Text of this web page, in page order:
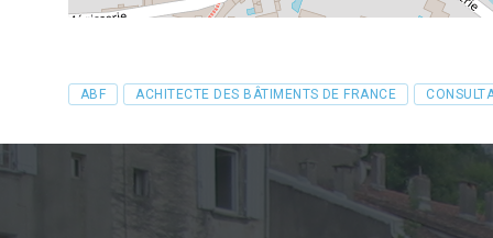
Tags
ABF ACHITECTE DES BÂTIMENTS DE FRANCE